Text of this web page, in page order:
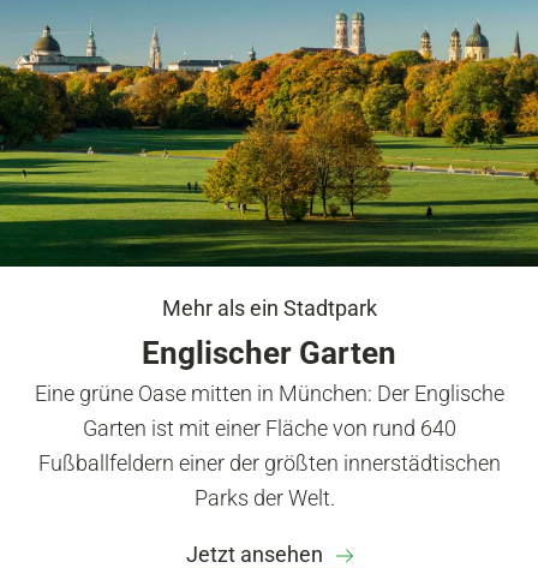
Mehr als ein Stadtpark
Englischer Garten
Eine grüne Oase mitten in München: Der Englische
Garten ist mit einer Fläche von rund 640
Fußballfeldern einer der größten innerstädtischen
Parks der Welt.
Jetzt ansehen